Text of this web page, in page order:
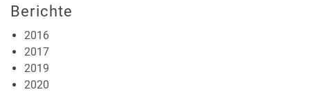
Berichte
2016
2017
2019
2020